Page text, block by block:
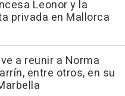
Leonor y la
privada en Mallorca
a reunir a Norma
entre otros, en su